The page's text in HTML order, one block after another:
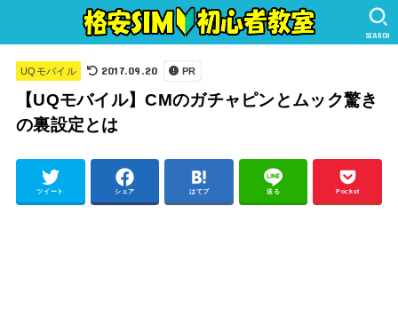
SEARCH
UQモバイル 2017.09.20 PR
【UQモバイル】CMのガチャピンとムック驚き
の裏設定とは
ツイート シェア はてブ 送る Pocket